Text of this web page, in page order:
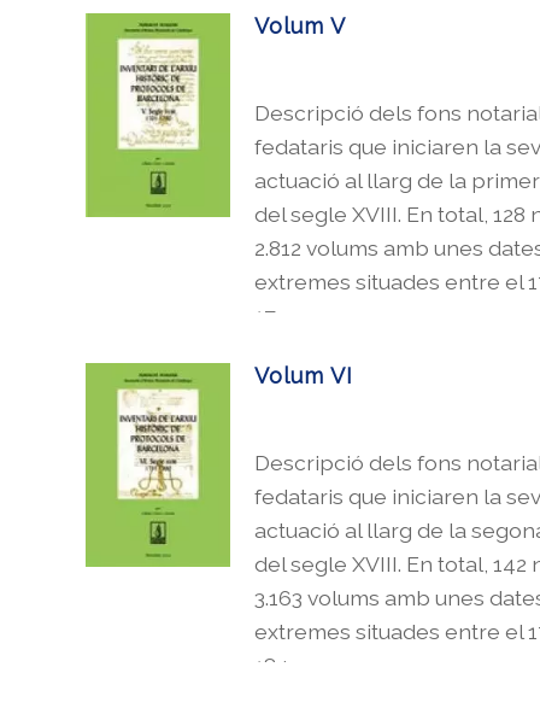
Volum V
Descripció dels fons
fedataris que iniciaren la
actuació al llarg de la
del segle XVIII. En total, 128
2.812 volums amb unes
extremes situades entre el
1799.
Volum VI
Descripció dels fons
fedataris que iniciaren la
actuació al llarg de la
del segle XVIII. En total, 142
3.163 volums amb unes
extremes situades entre el
1849.